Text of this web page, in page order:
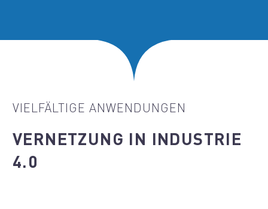
VIELFÄLTIGE ANWENDUNGEN
VERNETZUNG IN INDUSTRIE
4.0